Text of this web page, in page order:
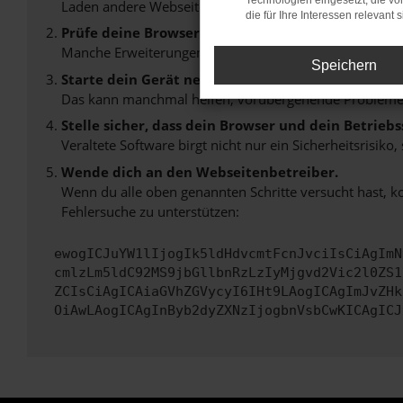
Laden andere Webseiten, zum Beispiel deine
Prüfe deine Browsererweiterungen.
Manche Erweiterungen, wie Werbeblocker, können
Starte dein Gerät neu.
Das kann manchmal helfen, vorübergehende
Stelle sicher, dass dein Browser und dein
Veraltete Software birgt nicht nur ein
Wende dich an den Webseitenbetreiber.
Wenn du alle oben genannten Schritte versucht hast,
Fehlersuche zu unterstützen:
die für Ihre Interessen relevant
Speichern